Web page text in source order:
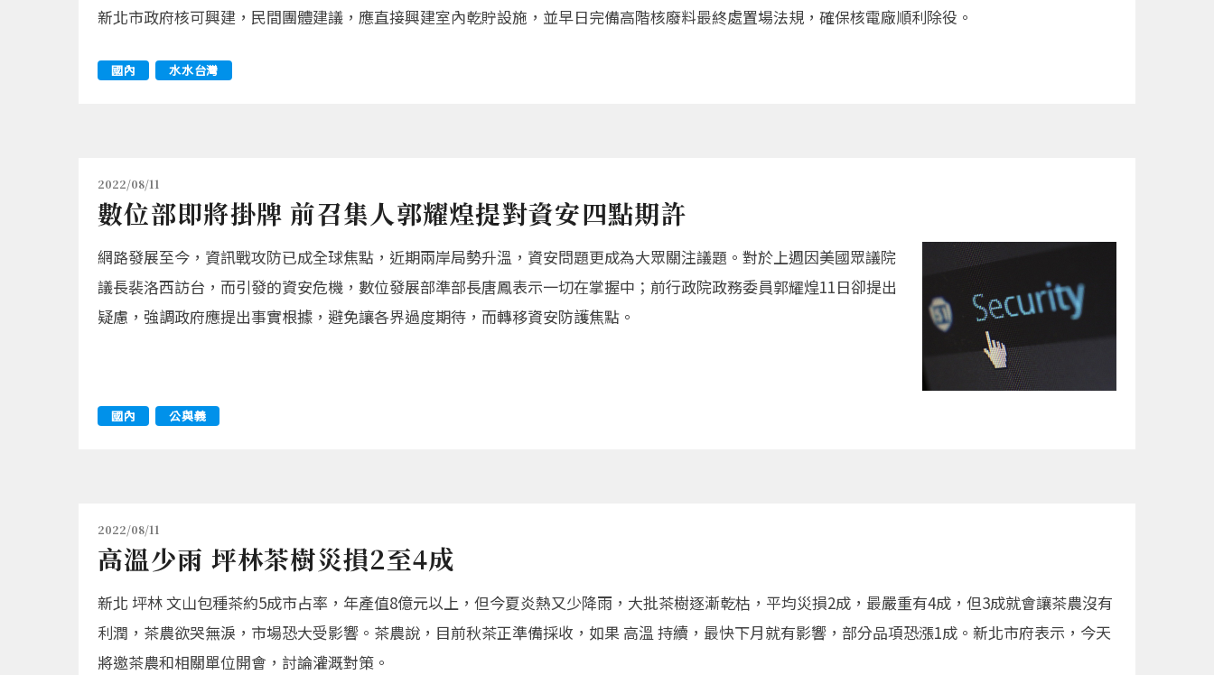
新北市政府核可興建，民間團體建議，應直接興建室內乾貯設施，並早日完備高階核廢料最終處置場法規，確保核電廠順利除役。
國內 水水台灣
2022/08/11
數位部即將掛牌 前召集人郭耀煌提對資安四點期許
網路發展至今，資訊戰攻防已成全球焦點，近期兩岸局勢升溫，資安問題更成為大眾關注議題。對於上週因美國眾議院
議長裴洛西訪台，而引發的資安危機，數位發展部準部長唐鳳表示一切在掌握中；前行政院政務委員郭耀煌11日卻提出
疑慮，強調政府應提出事實根據，避免讓各界過度期待，而轉移資安防護焦點。
國內 公與義
2022/08/11
高溫少雨 坪林茶樹災損2至4成
新北 坪林 文山包種茶約5成市占率，年產值8億元以上，但今夏炎熱又少降雨，大批茶樹逐漸乾枯，平均災損2成，最嚴重有4成，但3成就會讓茶農沒有
利潤，茶農欲哭無淚，市場恐大受影響。茶農說，目前秋茶正準備採收，如果 高溫 持續，最快下月就有影響，部分品項恐漲1成。新北市府表示，今天
將邀茶農和相關單位開會，討論灌溉對策。